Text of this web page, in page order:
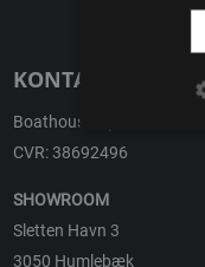
KONTAKT
Boathouse ApS
CVR: 38692496
SHOWROOM
Sletten Havn 3
3050 Humlebæk